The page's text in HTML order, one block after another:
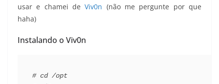
usar e chamei deViv0n (não me pergunte por que
haha)
Instalando o Viv0n
# cd /opt